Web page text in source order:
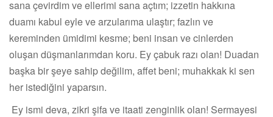
sana çevirdim ve ellerimi sana açtım; izzetin hakkına
duamı kabul eyle ve arzularıma ulaştır; fazlın ve
kereminden ümidimi kesme; beni insan ve cinlerden
oluşan düşmanlarımdan koru. Ey çabuk razı olan! Duadan
başka bir şeye sahip değilim, affet beni; muhakkak ki sen
her istediğini yaparsın.
Ey ismi deva, zikri şifa ve itaati zenginlik olan! Sermayesi